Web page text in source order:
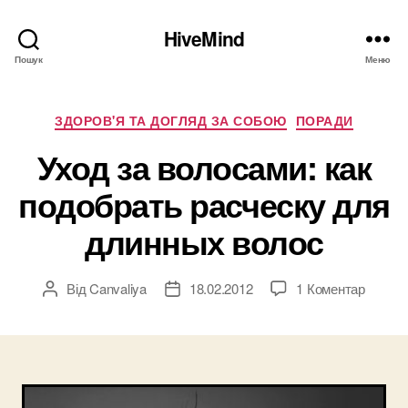
Пошук
HiveMind
Меню
Категорії
ЗДОРОВ'Я ТА ДОГЛЯД ЗА СОБОЮ ПОРАДИ
Уход за волосами: как
подобрать расческу для
длинных волос
Автор
ВідCanvaliya
Дата18.02.2012 1 Коментардо